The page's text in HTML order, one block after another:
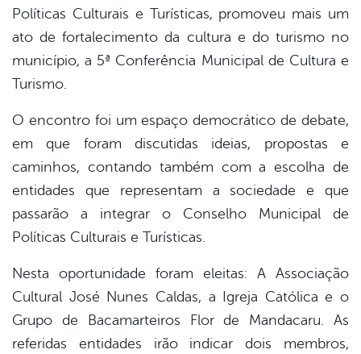
Políticas Culturais e Turísticas, promoveu mais um
ato de fortalecimento da cultura e do turismo no
município, a 5ª Conferência Municipal de Cultura e
Turismo.
O encontro foi um espaço democrático de debate,
em que foram discutidas ideias, propostas e
caminhos, contando também com a escolha de
entidades que representam a sociedade e que
passarão a integrar o Conselho Municipal de
Políticas Culturais e Turísticas.
Nesta oportunidade foram eleitas: A Associação
Cultural José Nunes Caldas, a Igreja Católica e o
Grupo de Bacamarteiros Flor de Mandacaru. As
referidas entidades irão indicar dois membros,